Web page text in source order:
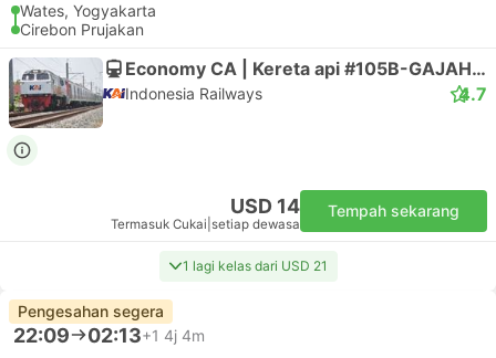
Wates, Yogyakarta
Cirebon Prujakan
Economy CA | Kereta api #105B-GAJAHWONG
Indonesia Railways 4.7
USD 14
Termasuk Cukai setiap dewasa
Tempah sekarang
1 lagi kelas dari USD 21
Pengesahan segera
22:09 02:13+1 4j 4m